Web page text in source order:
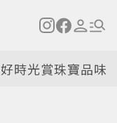
好時光賞珠寶品味